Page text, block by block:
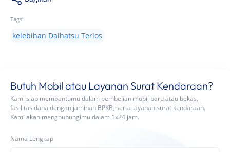
Tags:
kelebihan Daihatsu Terios
Butuh Mobil atau Layanan Surat Kendaraan?
Kami siap membantumu dalam pembelian mobil baru atau bekas,
fasilitas dana dengan jaminan BPKB, serta layanan surat kendaraan.
Kami akan menghubungimu dalam 1x24 jam.
Nama Lengkap